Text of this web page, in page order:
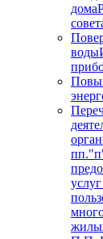
дома
воды